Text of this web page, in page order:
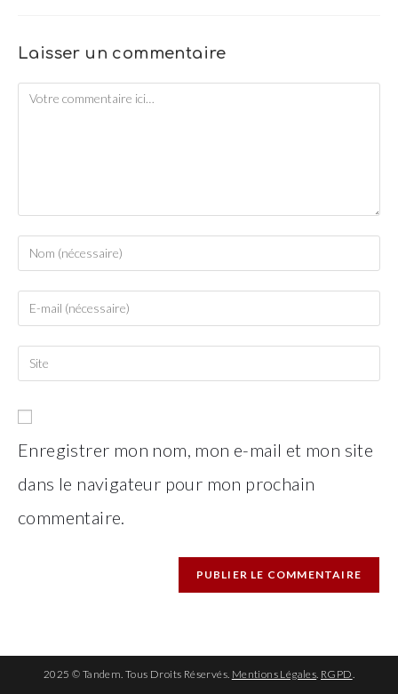
Laisser un commentaire
Comment
your
name
comment
your
email
address
comment
l’URL
votre
site
Enregistrer mon nom, mon e-mail et mon site
dans le navigateur pour mon prochain
commentaire.
2025 © Tandem. Tous Droits Réservés. Mentions Légales RGPD